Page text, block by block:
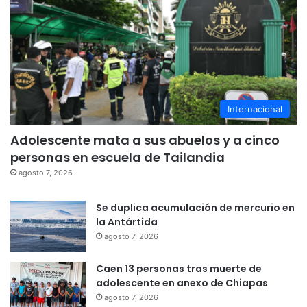
Internacional
Adolescente mata a sus abuelos y a cinco
personas en escuela de Tailandia
agosto 7, 2026
Se duplica acumulación de mercurio en
la Antártida
agosto 7, 2026
Caen 13 personas tras muerte de
adolescente en anexo de Chiapas
agosto 7, 2026